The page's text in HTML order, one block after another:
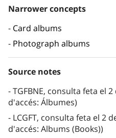
Narrower concepts
Card albums
Photograph albums
Source notes
TGFBNE, consulta feta el
d'accés: Álbumes)
LCGFT, consulta feta el 2
d'accés: Albums (Books))